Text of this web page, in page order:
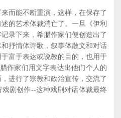
能不断重演，这样，在保存了
的艺术体裁消亡了。一旦《伊利
录下来，希腊作家们便创造出了
抒情体诗歌，叙事体散文和对话
富于表达或说教的目的，也用于
作家们用文字表达出他们个人的
进行了宗教和政治宣传，交流了
剧创作--这种戏剧对话体裁最终